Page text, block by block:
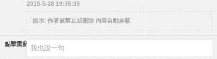
2015-5-28 19:35:35
提示: 作者被禁止或刪除 內容自動屏蔽
點擊重新加載